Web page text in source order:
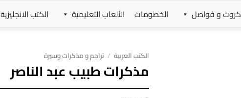
كروت و فواصل الخصومات الألعاب التعليمية الكتب الانجليزية
الكتب العربية / تراجم و مذكرات وسيرة
مذكرات طبيب عبد الناصر